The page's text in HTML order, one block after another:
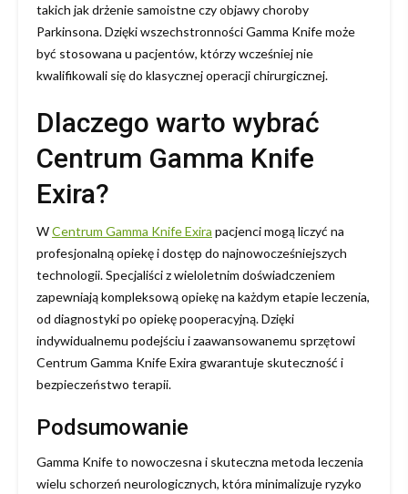
takich jak drżenie samoistne czy objawy choroby
Parkinsona. Dzięki wszechstronności Gamma Knife może
być stosowana u pacjentów, którzy wcześniej nie
kwalifikowali się do klasycznej operacji chirurgicznej.
Dlaczego warto wybrać
Centrum Gamma Knife
Exira?
WCentrum Gamma Knife Exira pacjenci mogą liczyć na
profesjonalną opiekę i dostęp do najnowocześniejszych
technologii. Specjaliści z wieloletnim doświadczeniem
zapewniają kompleksową opiekę na każdym etapie leczenia,
od diagnostyki po opiekę pooperacyjną. Dzięki
indywidualnemu podejściu i zaawansowanemu sprzętowi
Centrum Gamma Knife Exira gwarantuje skuteczność i
bezpieczeństwo terapii.
Podsumowanie
Gamma Knife to nowoczesna i skuteczna metoda leczenia
wielu schorzeń neurologicznych, która minimalizuje ryzyko